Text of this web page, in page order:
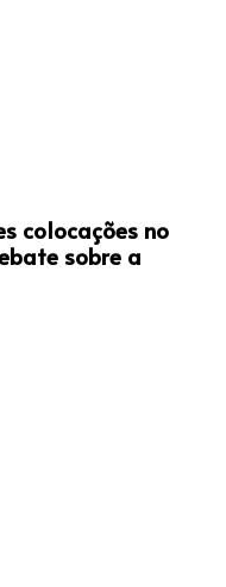
colocações no
sobre a